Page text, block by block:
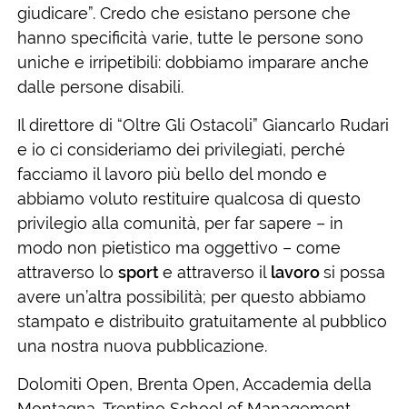
giudicare”. Credo che esistano persone che
hanno specificità varie, tutte le persone sono
uniche e irripetibili: dobbiamo imparare anche
dalle persone disabili.
Il direttore di “Oltre Gli Ostacoli” Giancarlo Rudari
e io ci consideriamo dei privilegiati, perché
facciamo il lavoro più bello del mondo e
abbiamo voluto restituire qualcosa di questo
privilegio alla comunità, per far sapere – in
modo non pietistico ma oggettivo – come
attraverso lo sporte attraverso il lavorosi possa
avere un’altra possibilità; per questo abbiamo
stampato e distribuito gratuitamente al pubblico
una nostra nuova pubblicazione.
Dolomiti Open, Brenta Open, Accademia della